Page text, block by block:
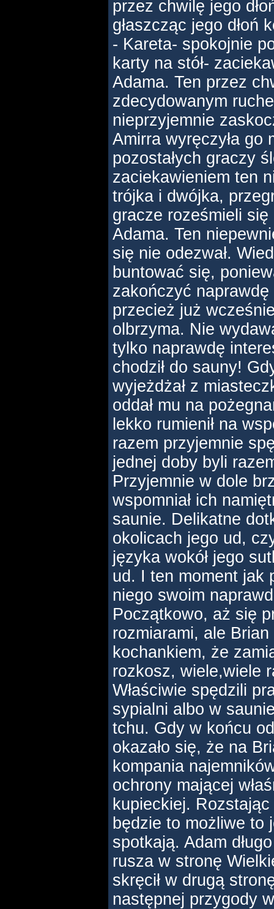
przez chwilę jego
głaszcząc jego dłoń
- Kareta- spokojnie
karty na stół-
Adama. Ten przez
zdecydowanym
nieprzyjemnie
Amirra wyręczyła go
pozostałych graczy
zaciekawieniem ten
trójka i dwójka,
gracze roześmieli się
Adama. Ten
się nie odezwał.
buntować się,
zakończyć
przecież już
olbrzyma. Nie
tylko naprawdę
chodził do sauny!
wyjeżdżał z
oddał mu na
lekko rumienił na
razem przyjemnie
jednej doby byli
Przyjemnie w dole
wspomniał ich
saunie. Delikatne
okolicach jego ud,
języka wokół jego
ud. I ten moment jak
niego swoim
Początkowo, aż się
rozmiarami, ale
kochankiem, że
rozkosz, wiele,wiele
Właściwie spędzili
sypialni albo w
tchu. Gdy w końcu
okazało się, że na
kompania
ochrony mającej
kupieckiej.
będzie to możliwe to
spotkają. Adam
rusza w stronę
skręcił w drugą
następnej przygody